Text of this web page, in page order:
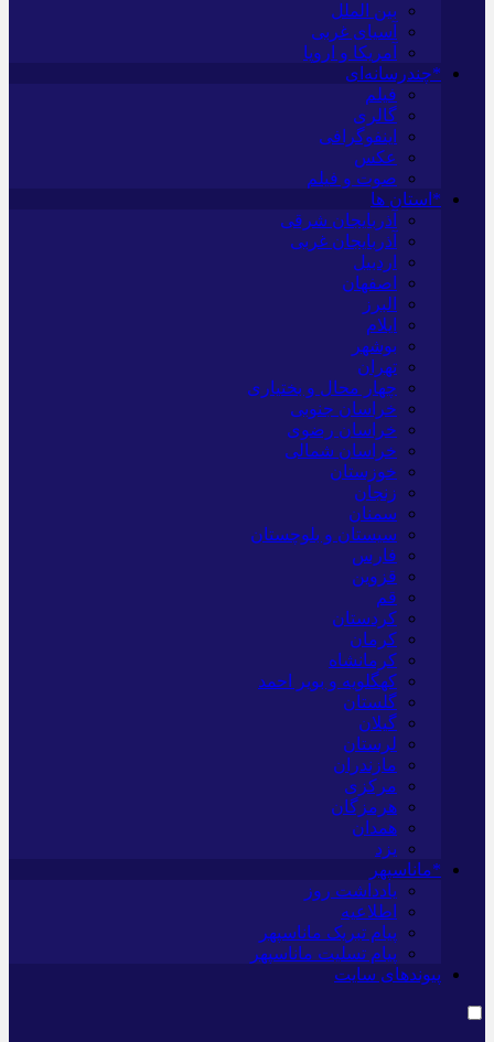
بین الملل
آسیای غربی
آمریکا و اروپا
*چندرسانه‌ای
فیلم
گالری
اینفوگرافی
عکس
صوت و فیلم
*استان ها
آذربایجان شرقی
آذربایجان غربی
اردبیل
اصفهان
البرز
ایلام
بوشهر
تهران
چهار محال و بختیاری
خراسان جنوبی
خراسان رضوی
خراسان شمالی
خوزستان
زنجان
سمنان
سیستان و بلوچستان
فارس
قزوین
قم
کردستان
کرمان
کرمانشاه
کهگلویه و بویر احمد
گلستان
گیلان
لرستان
مازندران
مرکزی
هرمزگان
همدان
یزد
*ماناسپهر
یادداشت روز
اطلاعیه
پیام تبریک ماناسپهر
پیام تسلیت ماناسپهر
پیوندهای سایت